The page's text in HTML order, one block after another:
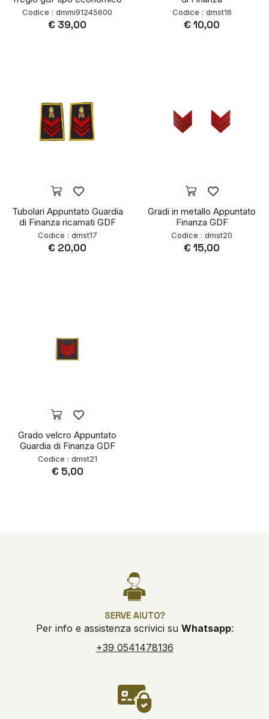
Codice : dmmi91245600
€ 39,00
Codice : dmst16
€ 10,00
Tubolari Appuntato Guardia
di Finanza ricamati GDF
Codice : dmst17
€ 20,00
Gradi in metallo Appuntato
Finanza GDF
Codice : dmst20
€ 15,00
Grado velcro Appuntato
Guardia di Finanza GDF
Codice : dmst21
€ 5,00
SERVE AIUTO?
Per info e assistenza scrivici su Whatsapp:
+39 0541478136